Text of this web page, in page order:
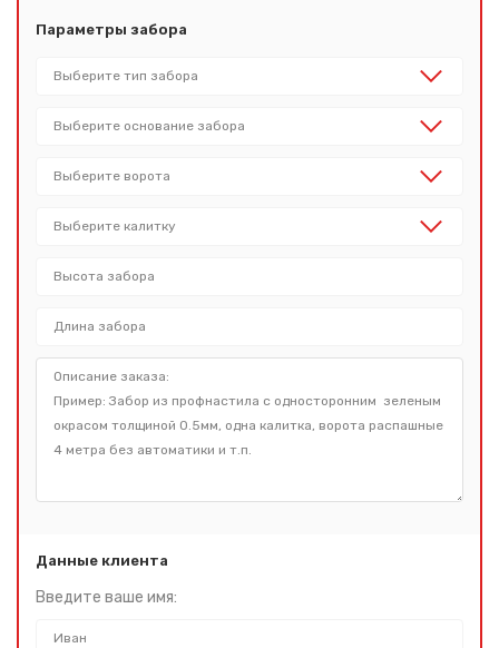
Параметры забора
Данные клиента
Введите ваше имя: